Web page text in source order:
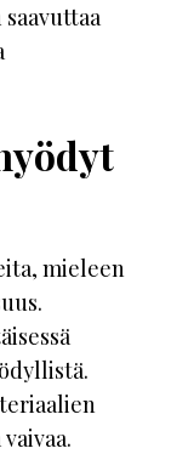
mieleen